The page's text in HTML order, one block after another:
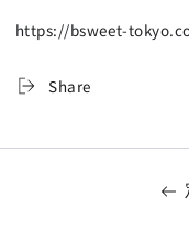
https://bsweet-
Share